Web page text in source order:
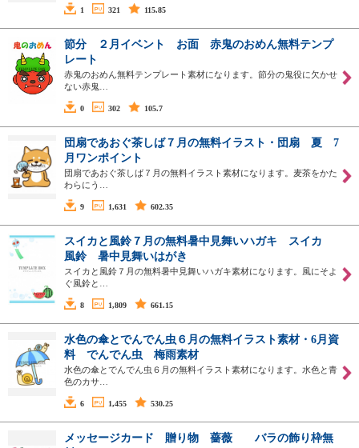
1 321 115.85
節分 ２月イベント お面 赤鬼のおめん無料テンプ
レート
赤鬼のおめん無料テンプレート素材になります。節分の鬼役に欠かせ
ない赤鬼…
0 302 105.7
団扇であおぐ茶しば７月の無料イラスト・団扇 夏 7
月ワンポイント
団扇であおぐ茶しば７月の無料イラスト素材になります。麦茶をかた
わらにう…
9 1,631 602.35
スイカと風鈴７月の無料暑中見舞いハガキ スイカ
風鈴 暑中見舞いはがき
スイカと風鈴７月の無料暑中見舞いハガキ素材になります。風にそよ
ぐ風鈴と…
8 1,809 661.15
水色の傘とでんでん虫６月の無料イラスト素材・6月資
料 でんでん虫 梅雨素材
水色の傘とでんでん虫６月の無料イラスト素材になります。水色と青
色のカサ…
6 1,455 530.25
メッセージカード 贈り物 薔薇 バラの飾り枠無